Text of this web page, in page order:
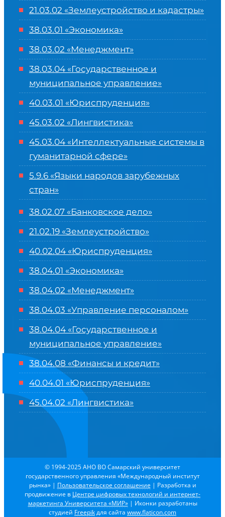
21.03.02 «Землеустройство и кадастры»
38.03.01 «Экономика»
38.03.02 «Менеджмент»
38.03.04 «Государственное и
муниципальное управление»
40.03.01 «Юриспруденция»
45.03.02 «Лингвистика»
45.03.04 «Интеллектуальные системы в
гуманитарной сфере»
5.9.6 «Языки народов зарубежных
стран»
38.02.07 «Банковское дело»
21.02.19 «Землеустройство»
40.02.04 «Юриспруденция»
38.04.01 «Экономика»
38.04.02 «Менеджмент»
38.04.03 «Управление персоналом»
38.04.04 «Государственное и
муниципальное управление»
38.04.08 «Финансы и кредит»
40.04.01 «Юриспруденция»
45.04.02 «Лингвистика»
© 1994-2025 АНО ВО Самарский университет
государственного управления «Международный институт
рынка» | Пользовательское соглашение | Разработка и
продвижение в Центре цифровых технологий и интернет-
маркетинга Университета «МИР»| Иконки разработаны
студией Freepikдля сайта www.flaticon.com